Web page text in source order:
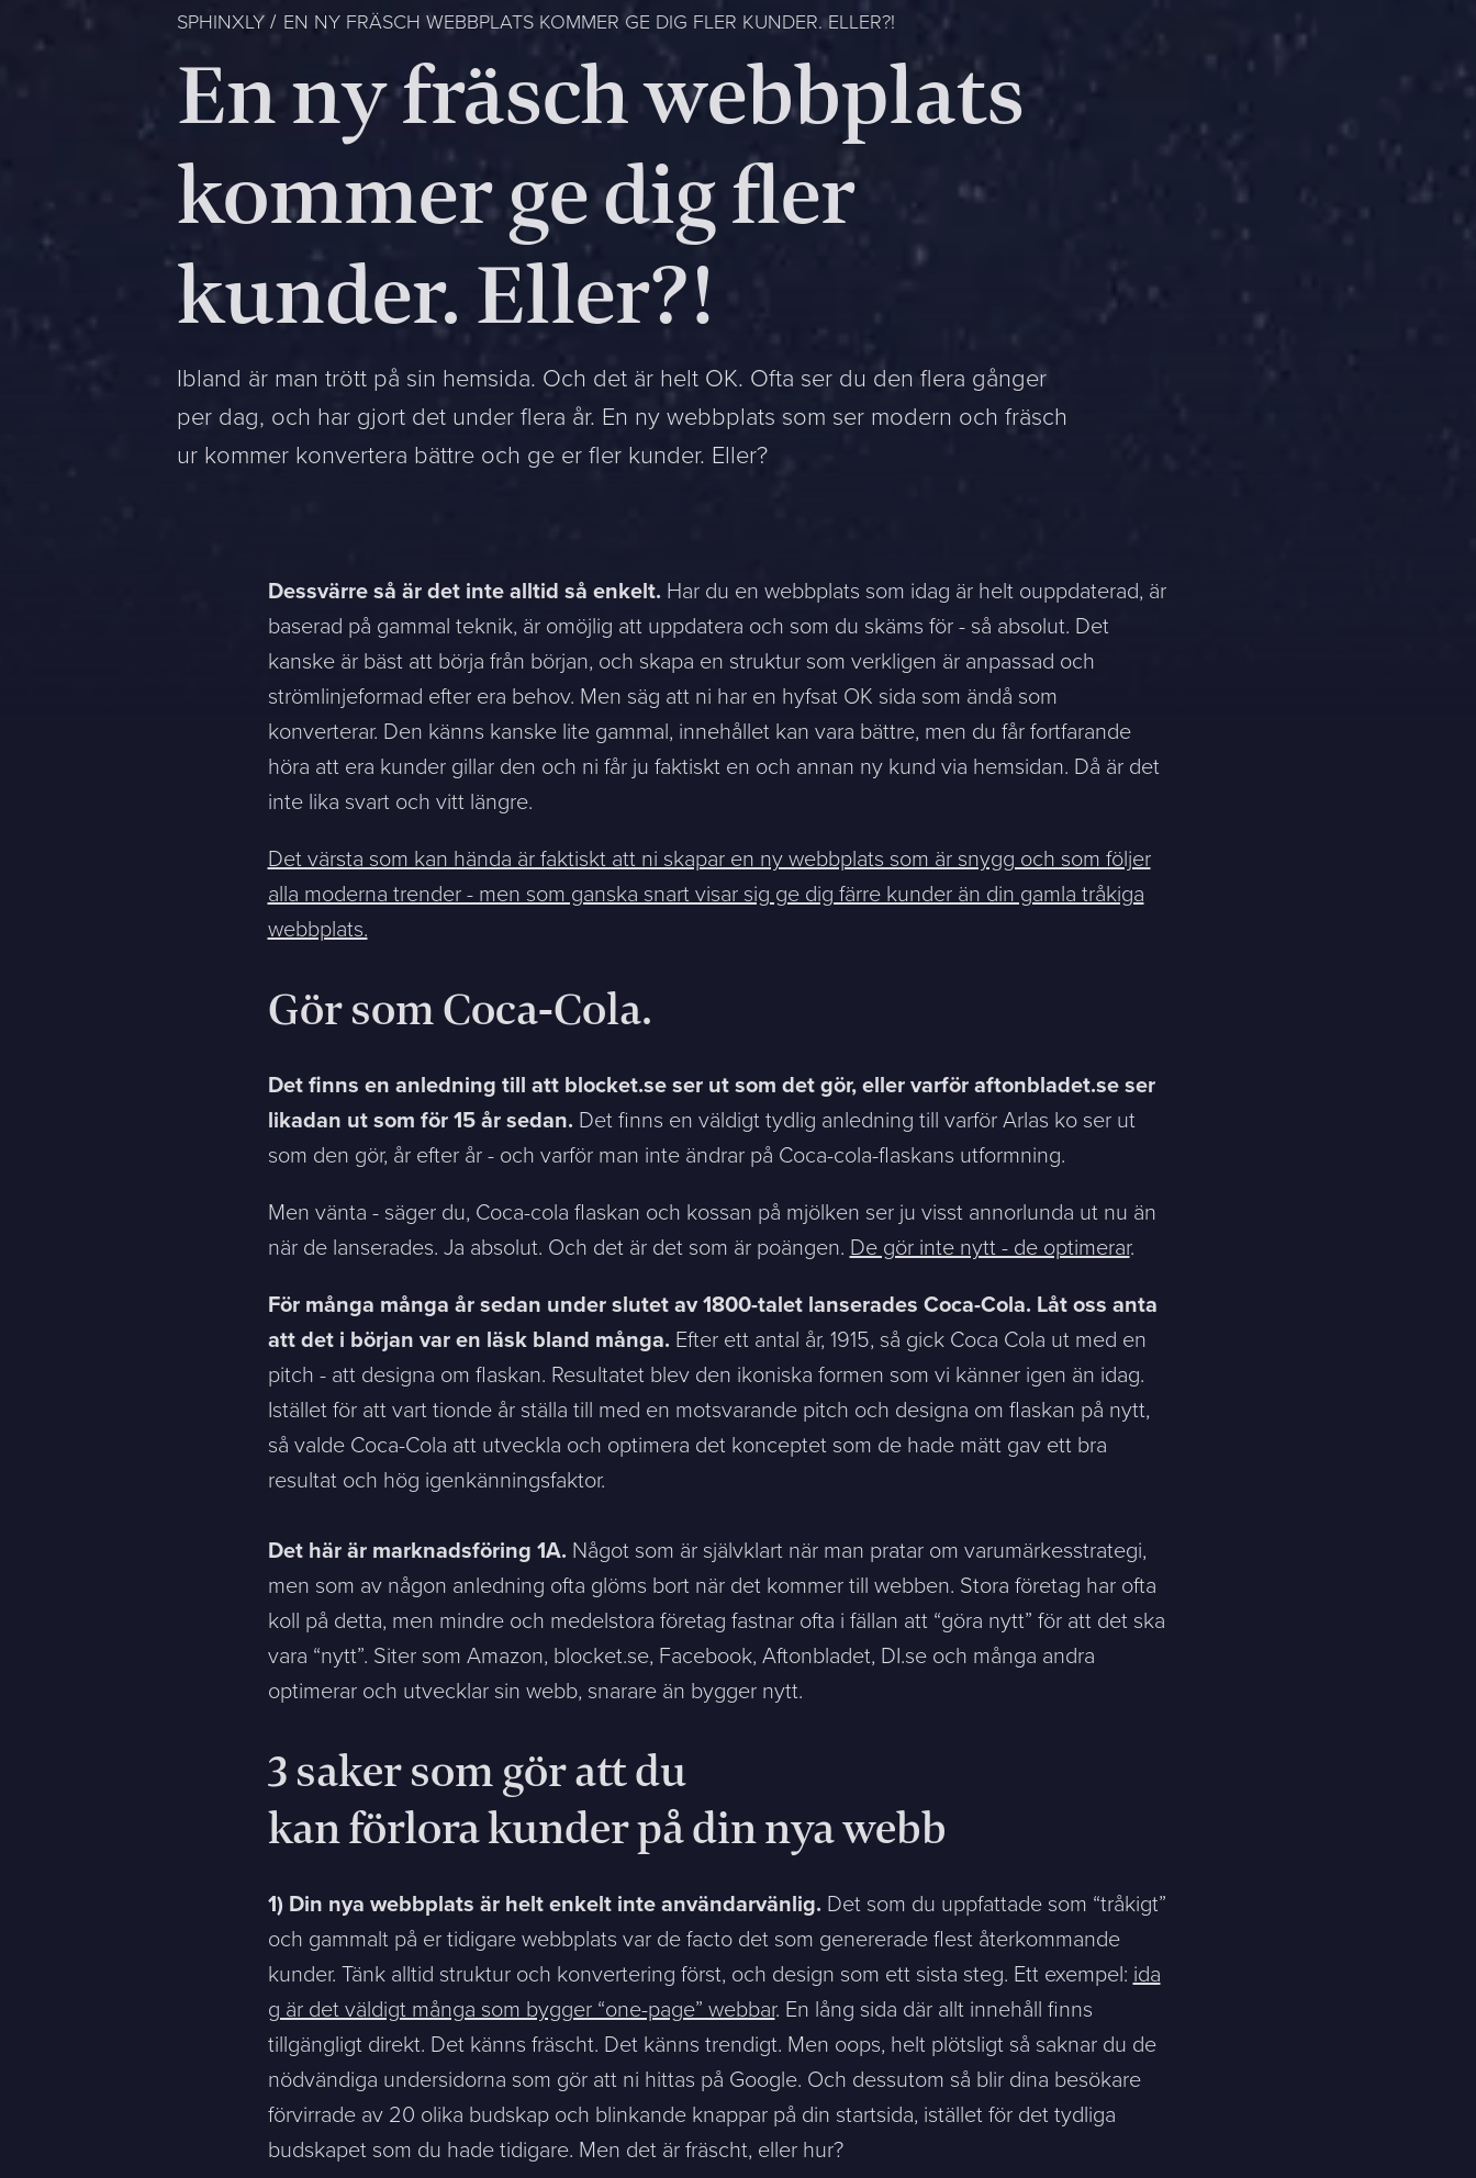
Contact
Please tell us a little bit about your current situation and vision, and a representative will reach out ASAP
Jag vill... Mitt största problem är...
Phone *
Det är OK att Sphinxly använder mina uppgifter för att kontakta mig. (integritetspolicy)
Skicka meddelande
+468-665 00 30
hej@sphinxly.se
Existing customer?
Support
SPHINXLY EN NY FRÄSCH WEBBPLATS KOMMER GE DIG FLER KUNDER. ELLER?!
En ny fräsch webbplats
kommer ge dig fler
kunder. Eller?!
Ibland är man trött på sin hemsida. Och det är helt OK. Ofta ser du den flera gånger
per dag, och har gjort det under flera år. En ny webbplats som ser modern och fräsch
ur kommer konvertera bättre och ge er fler kunder. Eller?
Dessvärre så är det inte alltid så enkelt. Har du en webbplats som idag är helt ouppdaterad, är
baserad på gammal teknik, är omöjlig att uppdatera och som du skäms för - så absolut. Det
kanske är bäst att börja från början, och skapa en struktur som verkligen är anpassad och
strömlinjeformad efter era behov. Men säg att ni har en hyfsat OK sida som ändå som
konverterar. Den känns kanske lite gammal, innehållet kan vara bättre, men du får fortfarande
höra att era kunder gillar den och ni får ju faktiskt en och annan ny kund via hemsidan. Då är det
inte lika svart och vitt längre.
Det värsta som kan hända är faktiskt att ni skapar en ny webbplats som är snygg och som följer
alla moderna trender - men som ganska snart visar sig ge dig färre kunder än din gamla tråkiga
webbplats.
Gör som Coca-Cola.
Det finns en anledning till att blocket.se ser ut som det gör, eller varför aftonbladet.se ser
likadan ut som för 15 år sedan. Det finns en väldigt tydlig anledning till varför Arlas ko ser ut
som den gör, år efter år - och varför man inte ändrar på Coca-cola-flaskans utformning.
Men vänta - säger du, Coca-cola flaskan och kossan på mjölken ser ju visst annorlunda ut nu än
när de lanserades. Ja absolut. Och det är det som är poängen.De gör inte nytt - de optimerar.
För många många år sedan under slutet av 1800-talet lanserades Coca-Cola. Låt oss anta
att det i början var en läsk bland många. Efter ett antal år, 1915, så gick Coca Cola ut med en
pitch - att designa om flaskan. Resultatet blev den ikoniska formen som vi känner igen än idag.
Istället för att vart tionde år ställa till med en motsvarande pitch och designa om flaskan på nytt,
så valde Coca-Cola att utveckla och optimera det konceptet som de hade mätt gav ett bra
resultat och hög igenkänningsfaktor.
Det här är marknadsföring 1A. Något som är självklart när man pratar om varumärkesstrategi,
men som av någon anledning ofta glöms bort när det kommer till webben. Stora företag har ofta
koll på detta, men mindre och medelstora företag fastnar ofta i fällan att “göra nytt” för att det ska
vara “nytt”. Siter som Amazon, blocket.se, Facebook, Aftonbladet, DI.se och många andra
optimerar och utvecklar sin webb, snarare än bygger nytt.
3 saker som gör att du
kan förlora kunder på din nya webb
1) Din nya webbplats är helt enkelt inte användarvänlig. Det som du uppfattade som “tråkigt”
och gammalt på er tidigare webbplats var de facto det som genererade flest återkommande
kunder. Tänk alltid struktur och konvertering först, och design som ett sista steg. Ett exempel:ida
g är det väldigt många som bygger “one-page” webbar. En lång sida där allt innehåll finns
tillgängligt direkt. Det känns fräscht. Det känns trendigt. Men oops, helt plötsligt så saknar du de
nödvändiga undersidorna som gör att ni hittas på Google. Och dessutom så blir dina besökare
förvirrade av 20 olika budskap och blinkande knappar på din startsida, istället för det tydliga
budskapet som du hade tidigare. Men det är fräscht, eller hur?